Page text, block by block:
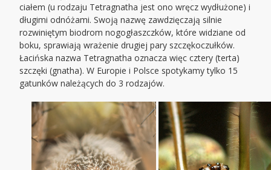
ciałem (u rodzaju Tetragnatha jest ono wręcz wydłużone) i
długimi odnóżami. Swoją nazwę zawdzięczają silnie
rozwiniętym biodrom nogogłaszczków, które widziane od
boku, sprawiają wrażenie drugiej pary szczękoczułków.
Łacińska nazwa Tetragnatha oznacza więc cztery (terta)
szczęki (gnatha). W Europie i Polsce spotykamy tylko 15
gatunków należących do 3 rodzajów.